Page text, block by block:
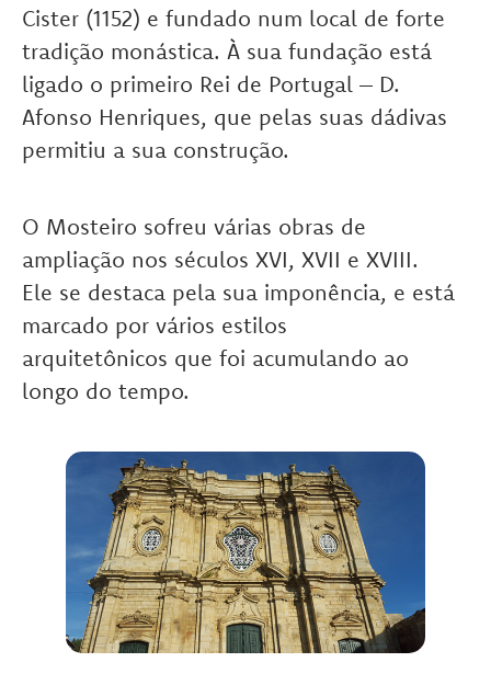
Cister (1152) e fundado num local de forte
tradição monástica. À sua fundação está
ligado o primeiro Rei de Portugal – D.
Afonso Henriques, que pelas suas dádivas
permitiu a sua construção.
O Mosteiro sofreu várias obras de
ampliação nos séculos XVI, XVII e XVIII.
Ele se destaca pela sua imponência, e está
marcado por vários estilos
arquitetônicos que foi acumulando ao
longo do tempo.